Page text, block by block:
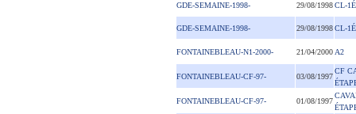
GDE-SEMAINE-1998- 29/08/1998CL-
GDE-SEMAINE-1998- 29/08/1998CL-
FONTAINEBLEAU-N1-2000- 21/04/2000 A2
FONTAINEBLEAU-CF-97- 03/08/1997
CF
FONTAINEBLEAU-CF-97- 01/08/1997